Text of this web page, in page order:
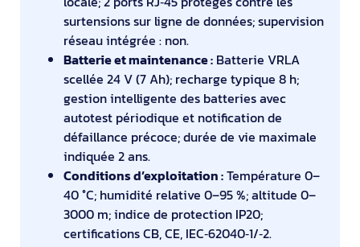
surtensions sur ligne de données; supervision
réseau intégrée : non.
Batterie et maintenance : Batterie VRLA
scellée 24 V (7 Ah); recharge typique 8 h;
gestion intelligente des batteries avec
autotest périodique et notification de
défaillance précoce; durée de vie maximale
indiquée 2 ans.
Conditions d’exploitation :Température 0–
40 °C; humidité relative 0–95 %; altitude 0–
3000 m; indice de protection IP20;
certifications CB, CE, IEC‑62040‑1/‑2.